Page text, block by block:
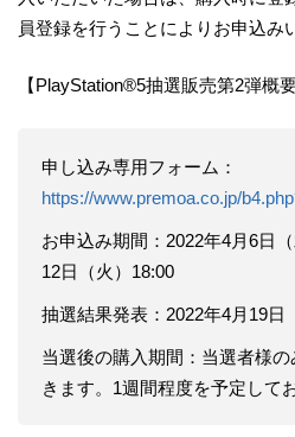
員登録を行うことによりお申込み
【PlayStation®5抽選販売第2弾概要
申し込み専用フォーム：
https://www.premoa.co.jp/
お申込み期間：2022年4月6日
12日（火）18:00
抽選結果発表：2022年4月19日
当選後の購入期間：当選者様
きます。1週間程度を予定して